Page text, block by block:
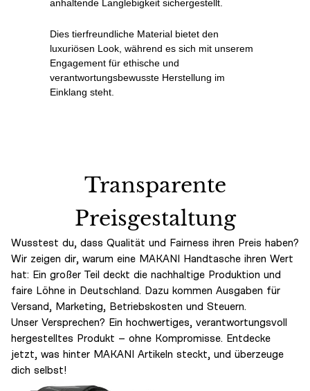
anhaltende Langlebigkeit sichergestellt.
Dies tierfreundliche Material bietet den
luxuriösen Look, während es sich mit unserem
Engagement für ethische und
verantwortungsbewusste Herstellung im
Einklang steht.
Transparente
Preisgestaltung
Wusstest du, dass Qualität und Fairness ihren Preis haben?
Wir zeigen dir, warum eine MAKANI Handtasche ihren Wert
hat: Ein großer Teil deckt die nachhaltige Produktion und
faire Löhne in Deutschland. Dazu kommen Ausgaben für
Versand, Marketing, Betriebskosten und Steuern.
Unser Versprechen? Ein hochwertiges, verantwortungsvoll
hergestelltes Produkt – ohne Kompromisse. Entdecke
jetzt, was hinter MAKANI Artikeln steckt, und überzeuge
dich selbst!